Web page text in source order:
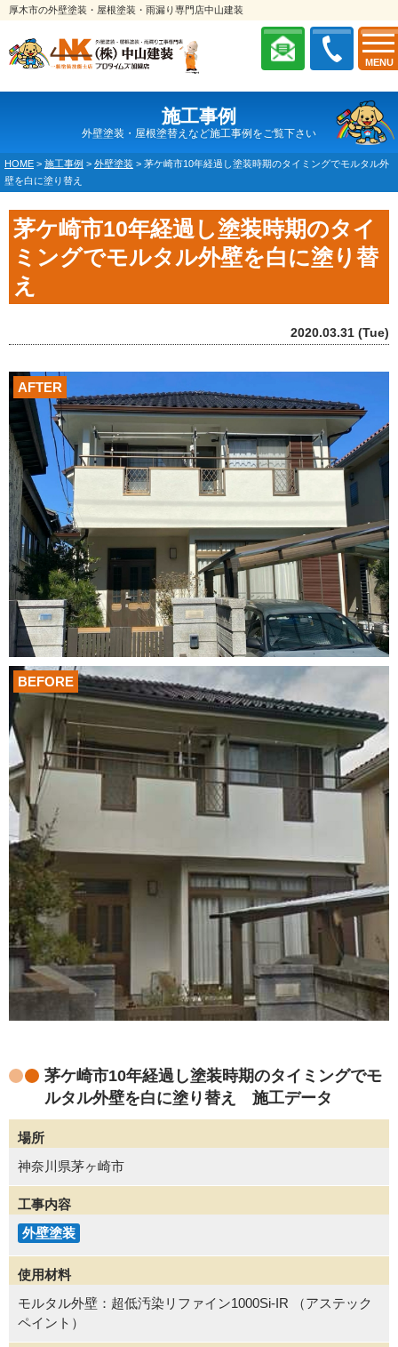
MENU
厚木市の外壁塗装・屋根塗装・雨漏り専門店中山建装
施工事例
外壁塗装・屋根塗替えなど施工事例をご覧下さい
HOME > 施工事例 > 外壁塗装 > 茅ケ崎市10年経過し塗装時期のタイミングでモルタル外
壁を白に塗り替え
茅ケ崎市10年経過し塗装時期のタイ
ミングでモルタル外壁を白に塗り替
え
2020.03.31 (Tue)
AFTER
BEFORE
茅ケ崎市10年経過し塗装時期のタイミングでモ
ルタル外壁を白に塗り替え 施工データ
場所
神奈川県茅ヶ崎市
工事内容
外壁塗装
使用材料
モルタル外壁：超低汚染リファイン1000Si-IR （アステック
ペイント）